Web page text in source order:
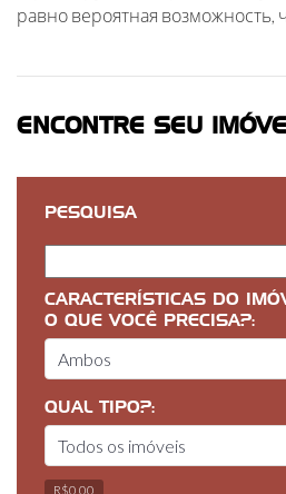
равно вероятная возможность,
ENCONTRE SEU
PESQUISA
CARACTERÍSTICAS DO
O QUE VOCÊ PRECISA?:
QUAL TIPO?:
R$0,00